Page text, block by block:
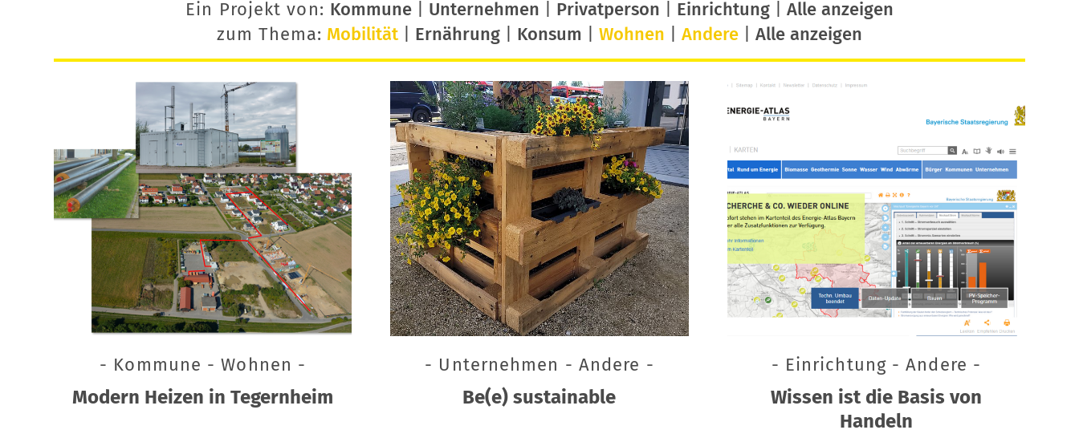
Ein Projekt von: Kommune| Unternehmen Privatperson Einrichtung| Alle anzeigen
zum Thema: Mobilität Ernährung Konsum Wohnen Andere Alle anzeigen
- Kommune - Wohnen -
Modern Heizen in Tegernheim
- Unternehmen - Andere -
Be(e) sustainable
- Einrichtung - Andere -
Wissen ist die Basis von
Handeln